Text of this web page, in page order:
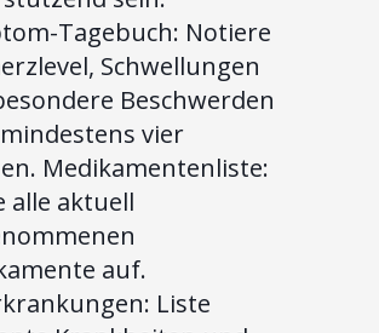
Tagebuch: Notiere
Schwellungen
Beschwerden
vier
Medikamentenliste:
alle aktuell
auf.
Liste